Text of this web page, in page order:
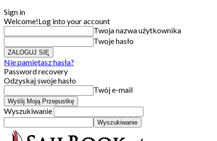
Sign in
Welcome!Log into your account
Twoja nazwa użytkownika
Twoje hasło
Nie pamiętasz hasła?
Password recovery
Odzyskaj swoje hasło
Twój e-mail
Wyszukiwanie